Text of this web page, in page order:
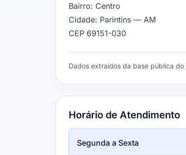
Bairro: Centro
Cidade: Parintins — AM
CEP 69151-030
Dados extraídos da base pública do
Horário de Atendimento
Segunda a Sexta